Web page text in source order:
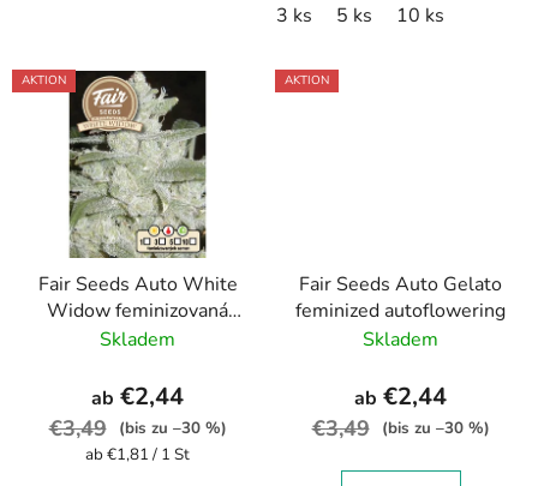
3 ks 5 ks 10 ks
AKTION
Fair Seeds Auto White
Widow feminizovaná
autoflowering
Skladem
ab €2,44
€3,49
(bis zu –30 %)
Verkaufspreis:
ab €1,81 / 1 St
AKTION
Fair Seeds Auto Gelato
feminized autoflowering
Skladem
ab €2,44
€3,49 (bis zu –30 %)